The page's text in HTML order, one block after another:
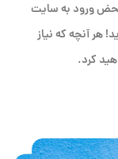
محض ورود به سایت
هر آنچه که نیاز
کرد.